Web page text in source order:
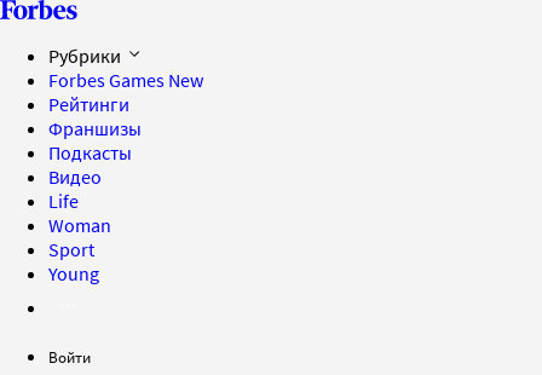
Рубрики
Forbes Games New
Рейтинги
Франшизы
Подкасты
Видео
Life
Woman
Sport
Young
Войти